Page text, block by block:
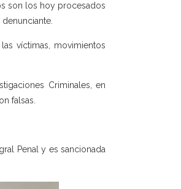
son los hoy procesados
víctimas, movimientos
Criminales, en
falsas.
Penal y es sancionada